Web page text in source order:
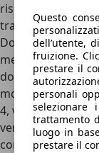
Questo
dell’utente,
fruizione.
prestare il
personali
trattamento
luogo in
prestare il
rispetto a
trazione
Dotata dell’ottimo
meno di 1.900 kg
doppia frizione
motorizzazioni.
4, versione a
versioni E-Hybrid
complessivi e la